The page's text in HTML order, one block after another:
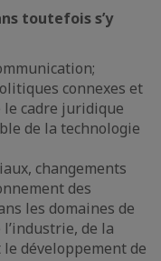
toutefois s’y
connexes et
cadre juridique
de la technologie
changements
des
les domaines de
de la
développement de